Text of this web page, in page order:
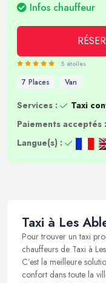
Infos chauffeur
5 étoiles
7 Places Van
Services :
Taxi
Paiements acceptés :
Langue(s) :
Taxi à Les
Pour trouver un taxi
chauffeurs de Taxi à
C’est la meilleure
confort dans toute la